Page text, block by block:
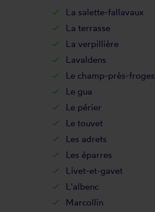
La salette-fallavaux
La terrasse
La verpillière
Lavaldens
Le champ-près-froges
Le gua
Le périer
Le touvet
Les adrets
Les éparres
Livet-et-gavet
L'albenc
Marcollin